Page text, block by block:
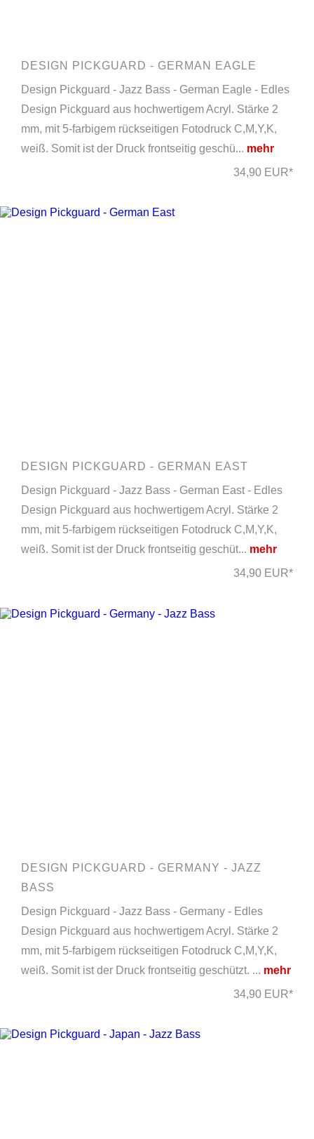
DESIGN PICKGUARD - GERMAN EAGLE
Design Pickguard - Jazz Bass - German Eagle - Edles
Design Pickguard aus hochwertigem Acryl. Stärke 2
mm, mit 5-farbigem rückseitigen Fotodruck C,M,Y,K,
weiß. Somit ist der Druck frontseitig geschü... mehr
34,90 EUR*
DESIGN PICKGUARD - GERMAN EAST
Design Pickguard - Jazz Bass - German East - Edles
Design Pickguard aus hochwertigem Acryl. Stärke 2
mm, mit 5-farbigem rückseitigen Fotodruck C,M,Y,K,
weiß. Somit ist der Druck frontseitig geschüt... mehr
34,90 EUR*
DESIGN PICKGUARD - GERMANY - JAZZ
BASS
Design Pickguard - Jazz Bass - Germany - Edles
Design Pickguard aus hochwertigem Acryl. Stärke 2
mm, mit 5-farbigem rückseitigen Fotodruck C,M,Y,K,
weiß. Somit ist der Druck frontseitig geschützt. ... mehr
34,90 EUR*